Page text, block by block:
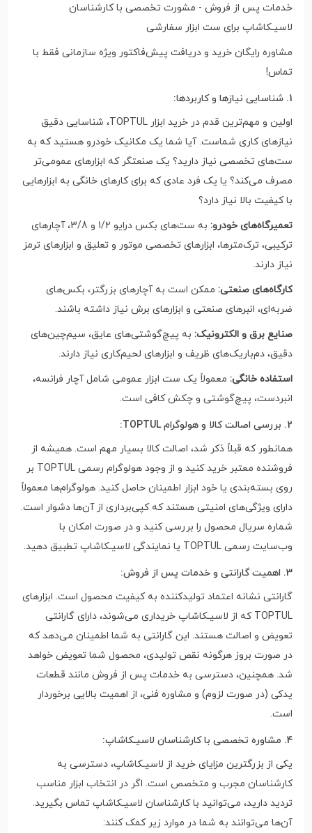
خدمات پس از فروش - مشورت تخصصی با کارشناسان
لاسیـکاشاپ برای ست ابزار سفارشی
مشاوره رایگان خرید و دریافت پیش‌فاکتور ویژه سازمانی فقط با
تماس!
1. شناسایی نیازها و کاربردها:
اولین و مهم‌ترین قدم در خرید ابزار TOPTUL، شناسایی دقیق
نیازهای کاری شماست. آیا شما یک مکانیک خودرو هستید که به
ست‌های تخصصی نیاز دارید؟ یک صنعتگر که ابزارهای عمومی‌تر
مصرف می‌کند؟ یا یک فرد عادی که برای کارهای خانگی به ابزارهایی
با کیفیت بالا نیاز دارد؟
تعمیرگاه‌های خودرو:
به ست‌های بکس درایو 1/2 و 3/8، آچارهای
ترکیبی، ترک‌مترها، ابزارهای تخصصی موتور و تعلیق و ابزارهای ترمز
نیاز دارند.
کارگاه‌های صنعتی: ممکن است به آچارهای بزرگتر، بکس‌های
ضربه‌ای، انبرهای صنعتی و ابزارهای برش نیاز داشته باشند.
صنایع برق و الکترونیک: به پیچ‌گوشتی‌های عایق، سیم‌چین‌های
دقیق، دم‌باریک‌های ظریف و ابزارهای لحیم‌کاری نیاز دارند.
استفاده خانگی: معمولاً یک ست ابزار عمومی شامل آچار فرانسه،
انبردست، پیچ‌گوشتی و چکش کافی است.
2. بررسی اصالت کالا و هولوگرام TOPTUL:
همانطور که قبلاً ذکر شد، اصالت کالا بسیار مهم است. همیشه از
فروشنده معتبر خرید کنید و از وجود هولوگرام رسمی TOPTUL بر
روی بسته‌بندی یا خود ابزار اطمینان حاصل کنید. هولوگرام‌ها معمولاً
دارای ویژگی‌های امنیتی هستند که کپی‌برداری از آن‌ها دشوار است.
شماره سریال محصول را بررسی کنید و در صورت امکان با
وب‌سایت رسمی TOPTUL یا نمایندگی لاسیـکاشاپ تطبیق دهید.
3. اهمیت گارانتی و خدمات پس از فروش:
گارانتی نشانه اعتماد تولیدکننده به کیفیت محصول است. ابزارهای
TOPTUL که از لاسیـکاشاپ خریداری می‌شوند، دارای گارانتی
تعویض و اصالت هستند. این گارانتی به شما اطمینان می‌دهد که
در صورت بروز هرگونه نقص تولیدی، محصول شما تعویض خواهد
شد. همچنین، دسترسی به خدمات پس از فروش مانند قطعات
یدکی (در صورت لزوم) و مشاوره فنی، از اهمیت بالایی برخوردار
است.
4. مشاوره تخصصی با کارشناسان لاسیـکاشاپ:
یکی از بزرگترین مزایای خرید از لاسیـکاشاپ، دسترسی به
کارشناسان مجرب و متخصص است. اگر در انتخاب ابزار مناسب
تردید دارید، می‌توانید با کارشناسان لاسیـکاشاپ تماس بگیرید.
آن‌ها می‌توانند به شما در موارد زیر کمک کنند: